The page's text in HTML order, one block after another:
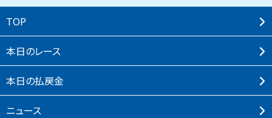
TOP
本⽇のレース
本⽇の払戻⾦
ニュース